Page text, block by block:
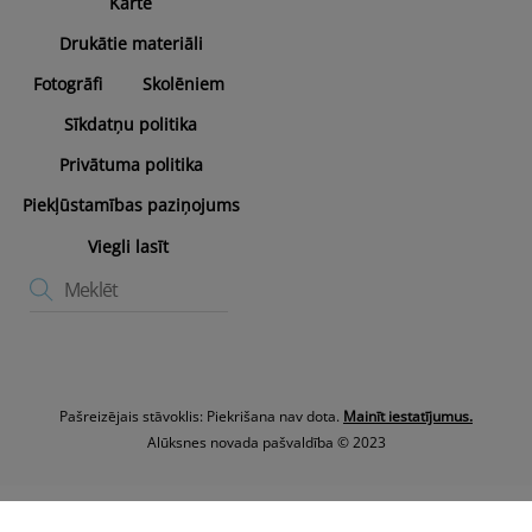
Drukātie materiāli
Fotogrāfi
Skolēniem
Sīkdatņu politika
Privātuma politika
Piekļūstamības paziņojums
Viegli lasīt
Pašreizējais stāvoklis: Piekrišana nav dota. Mainīt iestatījumus.
Alūksnes novada pašvaldība © 2023